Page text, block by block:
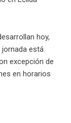
hoy,
está
excepción de
en horarios